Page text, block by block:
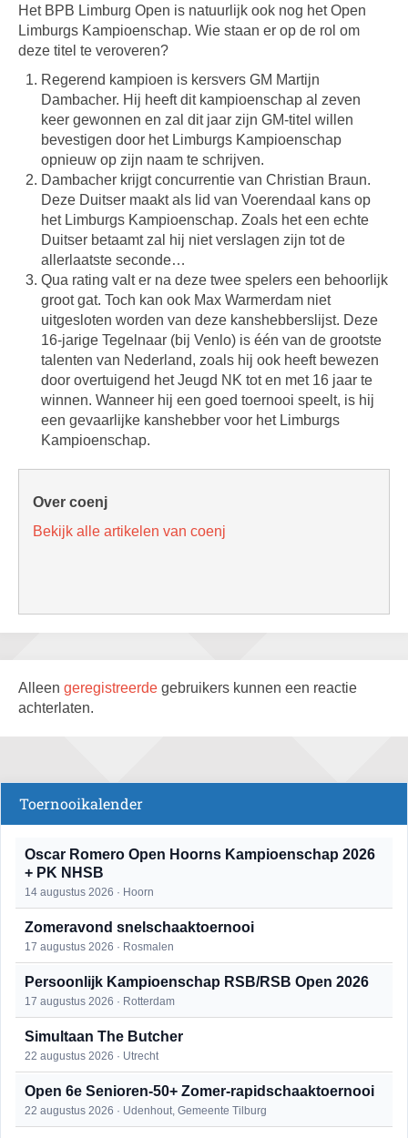
Het BPB Limburg Open is natuurlijk ook nog het Open
Limburgs Kampioenschap. Wie staan er op de rol om
deze titel te veroveren?
Regerend kampioen is kersvers GM Martijn
Dambacher. Hij heeft dit kampioenschap al zeven
keer gewonnen en zal dit jaar zijn GM-titel willen
bevestigen door het Limburgs Kampioenschap
opnieuw op zijn naam te schrijven.
Dambacher krijgt concurrentie van Christian Braun.
Deze Duitser maakt als lid van Voerendaal kans op
het Limburgs Kampioenschap. Zoals het een echte
Duitser betaamt zal hij niet verslagen zijn tot de
allerlaatste seconde…
Qua rating valt er na deze twee spelers een behoorlijk
groot gat. Toch kan ook Max Warmerdam niet
uitgesloten worden van deze kanshebberslijst. Deze
16-jarige Tegelnaar (bij Venlo) is één van de grootste
talenten van Nederland, zoals hij ook heeft bewezen
door overtuigend het Jeugd NK tot en met 16 jaar te
winnen. Wanneer hij een goed toernooi speelt, is hij
een gevaarlijke kanshebber voor het Limburgs
Kampioenschap.
Over coenj
Bekijk alle artikelen van coenj
Alleen geregistreerde gebruikers kunnen een reactie
achterlaten.
Toernooikalender
Oscar Romero Open Hoorns Kampioenschap 2026
+ PK NHSB
14 augustus 2026 · Hoorn
Zomeravond snelschaaktoernooi
17 augustus 2026 · Rosmalen
Persoonlijk Kampioenschap RSB/RSB Open 2026
17 augustus 2026 · Rotterdam
Simultaan The Butcher
22 augustus 2026 · Utrecht
Open 6e Senioren-50+ Zomer-rapidschaaktoernooi
22 augustus 2026 · Udenhout, Gemeente Tilburg